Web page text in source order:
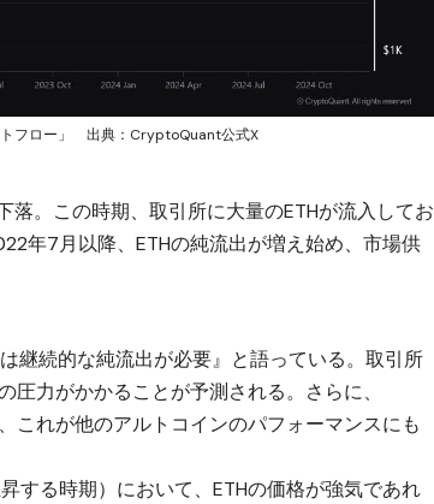
トフロー」 出典：CryptoQuant公式X
。この時期、取引所に大量のETHが流入してお
年7月以降、ETHの純流出が増え始め、市場供
継続的な純流出が必要』と語っている。取引所
力がかかることが予測される。さらに、
これが他のアルトコインのパフォーマンスにも
する時期）において、ETHの価格が強気であれ